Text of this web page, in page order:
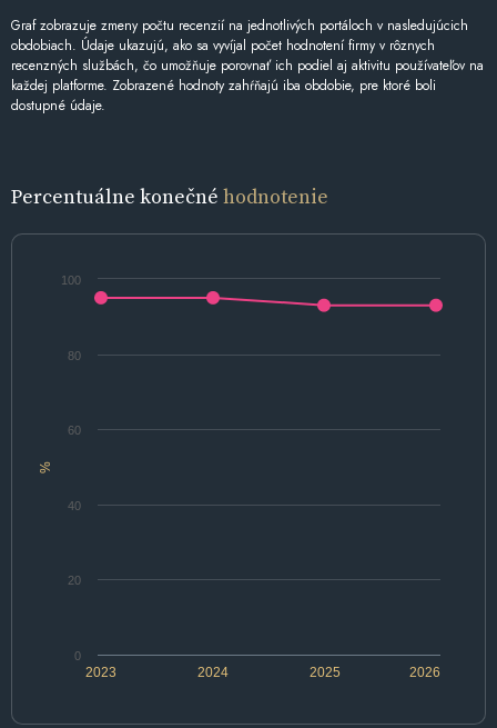
Graf zobrazuje zmeny počtu recenzií na jednotlivých portáloch v nasledujúcich
obdobiach. Údaje ukazujú, ako sa vyvíjal počet hodnotení firmy v rôznych
recenzných službách, čo umožňuje porovnať ich podiel aj aktivitu používateľov na
každej platforme. Zobrazené hodnoty zahŕňajú iba obdobie, pre ktoré boli
dostupné údaje.
Percentuálne konečné hodnotenie
%
2024 2026
2023 2025
0
20
40
60
80
100